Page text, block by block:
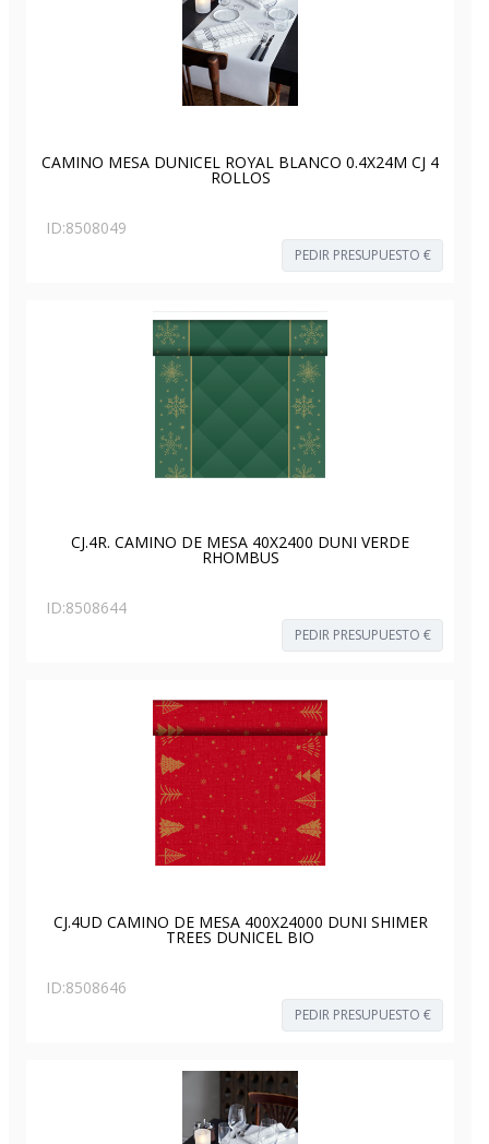
CAMINO MESA DUNICEL ROYAL BLANCO 0.4X24M CJ 4
ROLLOS
ID:8508049
PEDIR PRESUPUESTO €
CJ.4R. CAMINO DE MESA 40X2400 DUNI VERDE
RHOMBUS
ID:8508644
PEDIR PRESUPUESTO €
CJ.4UD CAMINO DE MESA 400X24000 DUNI SHIMER
TREES DUNICEL BIO
ID:8508646
PEDIR PRESUPUESTO €